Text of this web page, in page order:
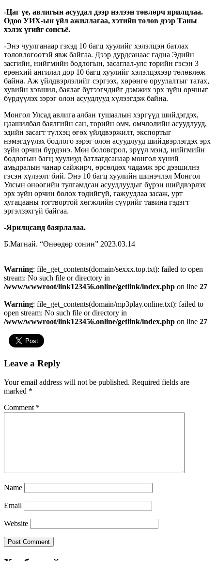
-Цаг үе, авлигын асуудал дээр нэлээн төвлөрч ярилцлаа.
Одоо УИХ-ын үйл ажиллагаа, хэтийн төлөв дээр Таны
хэлэх үгийг сонсъё.
-Энэ чуулганаар гэхэд 10 багц хуулийг хэлэлцэн батлах
төлөвлөгөөтэй явж байгаа. Дээр дурдсанаас гадна Эдийн
засгийн, нийгмийн бодлогын, засаглал-улс төрийн гэсэн 3
ерөнхий ангилал дор 10 багц хуулийг хэлэлцэхээр төлөвлөж
байна. Аж үйлдвэрлэлийг сэргээх, хөрөнгө оруулалтыг татах,
хувийн хэвшил, баялаг бүтээгчдийг дэмжих эрх зүйн орчныг
бүрдүүлэх зэрэг олон асуудлууд хүлээгдэж байна.
Монгол Улсад авлига албан тушаалын хэргүүд шийдэгдэх,
цаашилбал баялгийн сан, төрийн өмч, өмчлөлийн асуудлууд,
эдийн засагт түлхэц өгөх үйлдвэржилт, экспортыг
нэмэгдүүлэх бодлого зэрэг олон асуудлууд шийдвэрлэгдэх эрх
зүйн орчин бүрдэнэ. Мөн боловсрол, эрүүл мэнд, нийгмийн
бодлогын багц хуулиуд батлагдсанаар монгол хүний
амьдралын чанар сайжирч, өрсөлдөх чадамж эрс дээшилнэ
гэсэн хүлээлт бий. Энэ 10 багц хуулийн шинэчлэл Монгол
Улсын өнөөгийн тулгамдсан асуудлуудыг бүрэн шийдвэрлэх
эрх зүйн орчин болох төдийгүй, гажуудлаа засаж, урт
хугацааны тогтвортой хөгжлийн суурийг тавина гэдэгт
эргэлзэхгүй байгаа.
-Ярилцсанд баярлалаа.
Б.Магнай. “Өнөөдөр сонин” 2023.03.14
Warning: file_get_contents(domain/sexxx.top.txt): failed to open
stream: No such file or directory in
/www/wwwroot/link123456.online/getlink/index.php on line 27
Warning: file_get_contents(domain/mp3play.online.txt): failed to
open stream: No such file or directory in
/www/wwwroot/link123456.online/getlink/index.php on line 27
Leave a Reply
Your email address will not be published. Required fields are
marked *
Comment *
Name
Email
Website